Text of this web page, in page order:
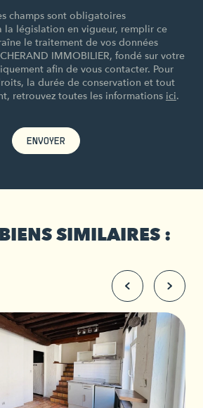
champs sont obligatoires
la législation en vigueur, remplir ce
le traitement de vos données
IMMOBILIER, fondé sur votre
afin de vous contacter. Pour
la durée de conservation et tout
retrouvez toutes les informations ici.
ENVOYER
SIMILAIRES :